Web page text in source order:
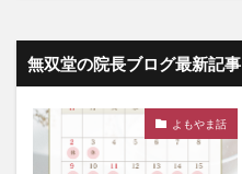
無双堂の院長ブログ最新記事
よもやま話